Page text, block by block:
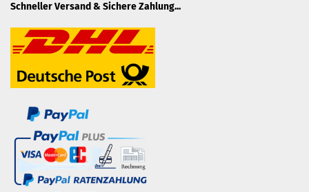
Schneller Versand & Sichere Zahlung...